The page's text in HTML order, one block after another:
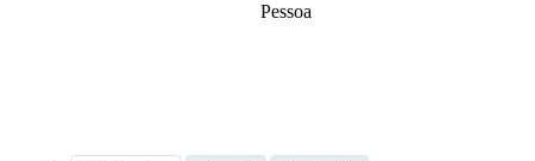
Pessoa